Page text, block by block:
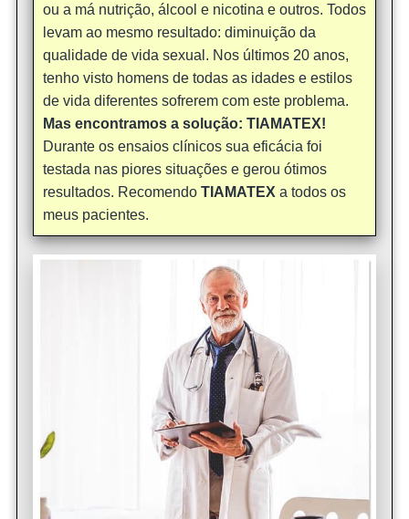
ou a má nutrição, álcool e nicotina e outros. Todos
levam ao mesmo resultado: diminuição da
qualidade de vida sexual. Nos últimos 20 anos,
tenho visto homens de todas as idades e estilos
de vida diferentes sofrerem com este problema.
Mas encontramos a solução: TIAMATEX!
Durante os ensaios clínicos sua eficácia foi
testada nas piores situações e gerou ótimos
resultados. Recomendo TIAMATEX a todos os
meus pacientes.